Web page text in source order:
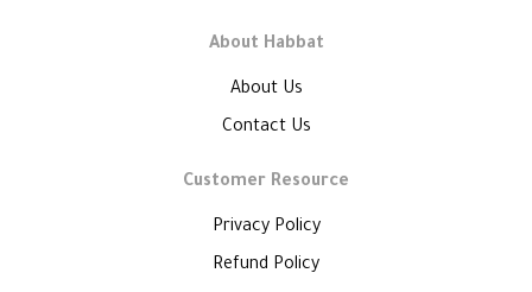
About Habbat
About Us
Contact Us
Customer Resource
Privacy Policy
Refund Policy